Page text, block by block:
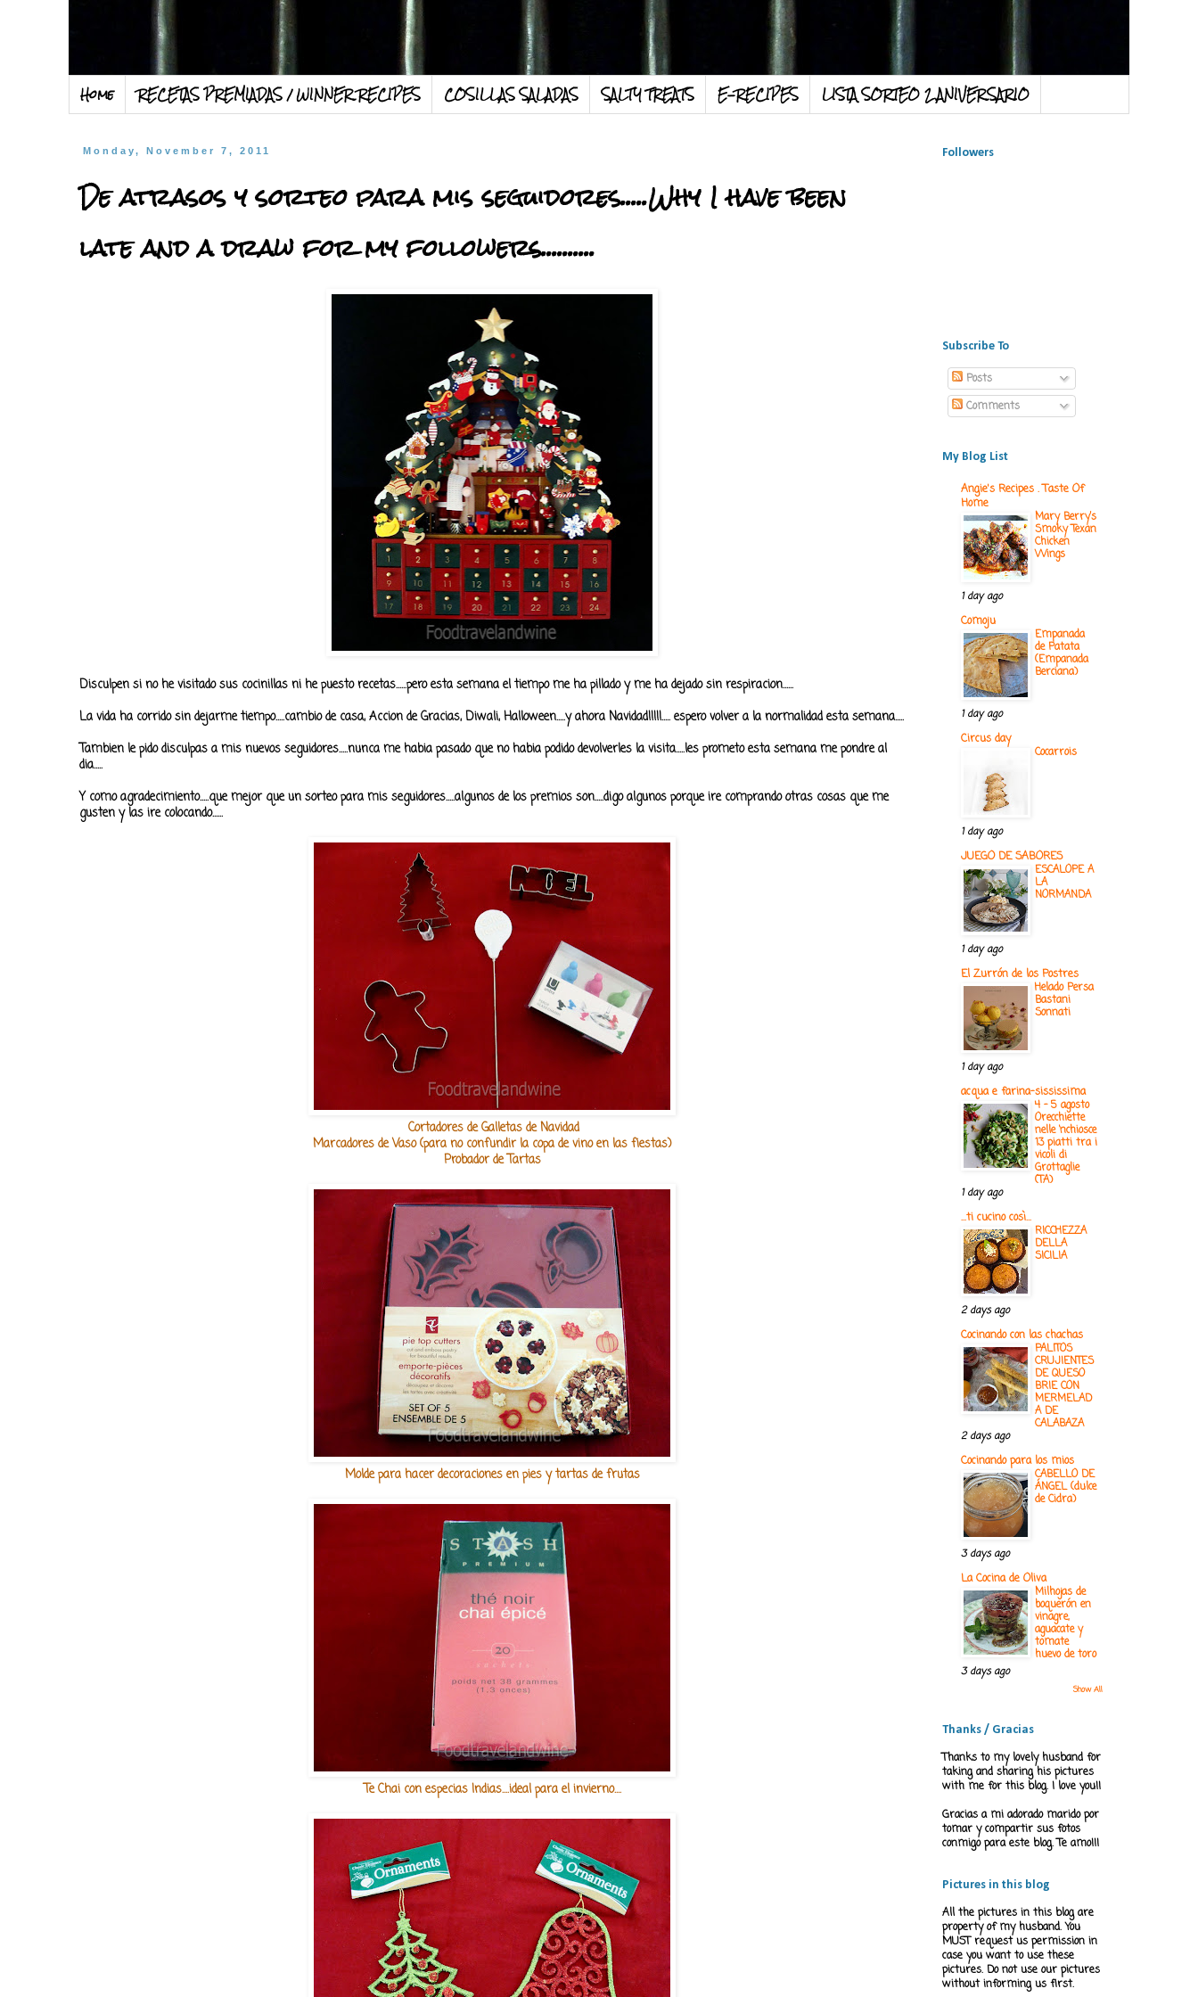
Home RECETAS PREMIADAS / WINNER RECIPES COSILLAS SALADAS SALTY TREATS E-RECIPES LISTA SORTEO 2 ANIVERSARIO
Monday, November 7, 2011
De atrasos y sorteo para mis seguidores.....Why I have been
late and a draw for my followers..........
Disculpen si no he visitado sus cocinillas ni he puesto recetas......pero esta semana el tiempo me ha pillado y me ha dejado sin respiracion......
La vida ha corrido sin dejarme tiempo.....cambio de casa, Accion de Gracias, Diwali, Halloween.....y ahora Navidad!!!!!..... espero volver a la normalidad esta semana.....
Tambien le pido disculpas a mis nuevos seguidores.....nunca me habia pasado que no habia podido devolverles la visita.....les prometo esta semana me pondre al
dia.....
Y como agradecimiento.....que mejor que un sorteo para mis seguidores.....algunos de los premios son.....digo algunos porque ire comprando otras cosas que me
gusten y las ire colocando......
Cortadores de Galletas de Navidad
Marcadores de Vaso (para no confundir la copa de vino en las fiestas)
Probador de Tartas
Molde para hacer decoraciones en pies y tartas de frutas
Te Chai con especias Indias....ideal para el invierno....
Followers
Subscribe To
Posts
Comments
My Blog List
Angie's Recipes . Taste Of
Home
Mary Berry’s
Smoky Texan
Chicken
Wings
1 day ago
Comoju
Empanada
de Patata
(Empanada
Berciana)
1 day ago
Circus day
Cocarrois
1 day ago
JUEGO DE SABORES
ESCALOPE A
LA
NORMANDA
1 day ago
El Zurrón de los Postres
Helado Persa
Bastani
Sonnati
1 day ago
acqua e farina-sississima
4 - 5 agosto
Orecchiette
nelle ‘nchiosce
13 piatti tra i
vicoli di
Grottaglie
(TA)
1 day ago
...ti cucino così...
RICCHEZZA
DELLA
SICILIA
2 days ago
Cocinando con las chachas
PALITOS
CRUJIENTES
DE QUESO
BRIE CON
MERMELAD
A DE
CALABAZA
2 days ago
Cocinando para los mios
CABELLO DE
ÁNGEL (dulce
de Cidra)
3 days ago
La Cocina de Oliva
Milhojas de
boquerón en
vinagre,
aguacate y
tomate
huevo de toro
3 days ago
Show All
Thanks / Gracias
Thanks to my lovely husband for
taking and sharing his pictures
with me for this blog. I love you!!
Gracias a mi adorado marido por
tomar y compartir sus fotos
conmigo para este blog. Te amo!!!
Pictures in this blog
All the pictures in this blog are
property of my husband. You
MUST request us permission in
case you want to use these
pictures. Do not use our pictures
without informing us first.